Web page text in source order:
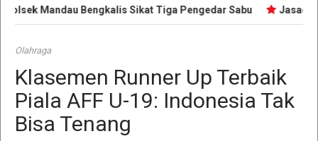
Mandau Bengkalis Sikat Tiga Pengedar Sabu Jasad
Olahraga
Klasemen Runner Up Terbaik
Piala AFF U-19: Indonesia Tak
Bisa Tenang